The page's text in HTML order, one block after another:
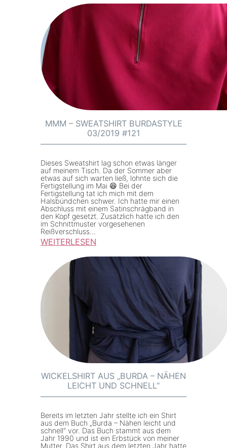
u
n
d
d
e
B
o
d
y
T
y
T
e
t
M
M
–
B
u
r
d
a
s
t
y
l
/
2
0
2
1
9
MMM – SWEATSHIRT BURDASTYLE
03/2019 #121
Dieses Sweatshirt lag schon etwas länger
auf meinem Tisch. Da der Sommer aber
etwas auf sich warten ließ, lohnte sich die
Fertigstellung im Mai 😆 Bei der
Fertigstellung tat ich mich mit dem
Halsbündchen schwer. Ich hatte mir einen
Abschluss mit einem Satinschrägband in
den Kopf gesetzt. Zusätzlich hatte ich den
im Schnittmuster vorgesehenen
Reißverschluss…
WEITERLESEN
M
M
S
w
t
h
i
r
t
WICKELSHIRT AUS „BURDA – NÄHEN
LEICHT UND SCHNELL“
Bereits im letzten Jahr stellte ich ein Shirt
aus dem Buch „Burda – Nähen leicht und
schnell“ vor. Das Buch stammt aus dem
Jahr 1990 und ist ein Erbstück von meiner
Mutter. Das Shirt aus dem letzten Jahr hatte